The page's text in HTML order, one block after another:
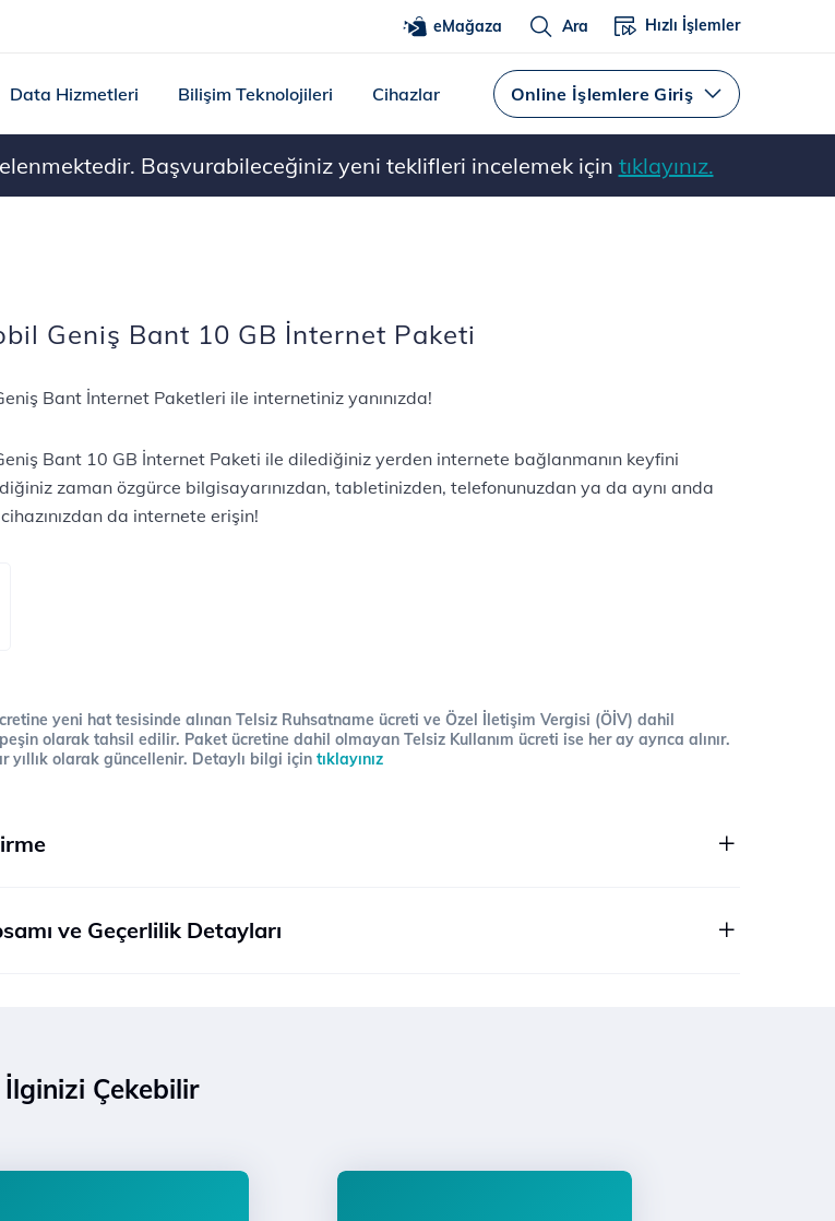
eMağaza Ara Hızlı İşlemler
Data Hizmetleri Bilişim Teknolojileri Cihazlar Online İşlemlere Giriş
Başvurabileceğiniz yeni teklifleri incelemek için tıklayınız.
Geniş Bant 10 GB İnternet Paketi
Bant İnternet Paketleri ile internetiniz yanınızda!
Bant 10 GB İnternet Paketi ile dilediğiniz yerden internete bağlanmanın keyfini
zaman özgürce bilgisayarınızdan, tabletinizden, telefonunuzdan ya da aynı anda
da internete erişin!
yeni hat tesisinde alınan Telsiz Ruhsatname ücreti ve Özel İletişim Vergisi (ÖİV) dahil
olarak tahsil edilir. Paket ücretine dahil olmayan Telsiz Kullanım ücreti ise her ay ayrıca alınır.
yıllık olarak güncellenir. Detaylı bilgi için tıklayınız
ve Geçerlilik Detayları
İlginizi Çekebilir